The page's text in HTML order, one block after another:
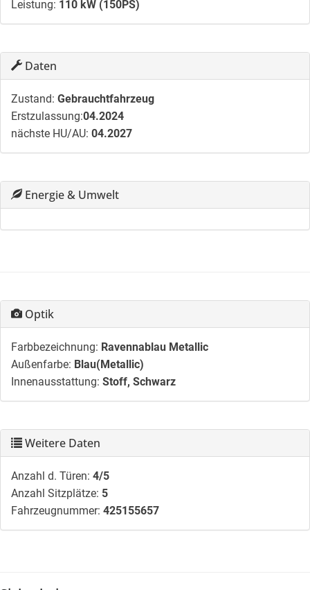
Leistung: 110 kW (150PS)
Daten
Zustand: Gebrauchtfahrzeug
Erstzulassung:04.2024
nächste HU/AU: 04.2027
Energie & Umwelt
Optik
Farbbezeichnung: Ravennablau Metallic
Außenfarbe: Blau(Metallic)
Innenausstattung: Stoff, Schwarz
Weitere Daten
Anzahl d. Türen: 4/5
Anzahl Sitzplätze: 5
Fahrzeugnummer: 425155657